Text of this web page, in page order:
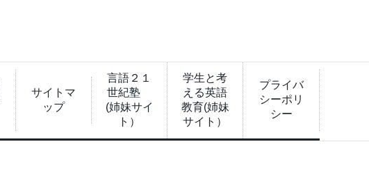
サイトマ
ップ
言語２１
世紀塾
(姉妹サイ
ト）
学生と考
える英語
教育(姉妹
サイト）
プライバ
シーポリ
シー